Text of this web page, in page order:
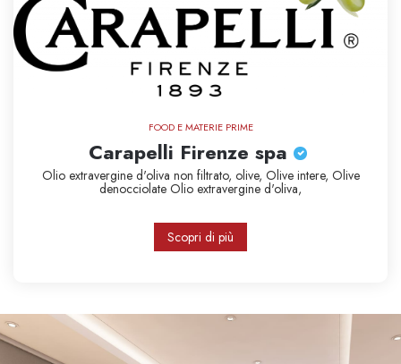
FOOD E MATERIE PRIME
Carapelli Firenze spa
Olio extravergine d'oliva non filtrato, olive, Olive intere, Olive
denocciolate Olio extravergine d'oliva,
Scopri di più